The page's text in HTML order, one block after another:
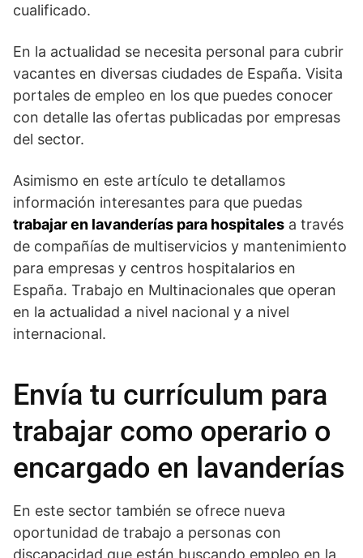
cualificado.
En la actualidad se necesita personal para cubrir
vacantes en diversas ciudades de España. Visita
portales de empleo en los que puedes conocer
con detalle las ofertas publicadas por empresas
del sector.
Asimismo en este artículo te detallamos
información interesantes para que puedas
trabajar en lavanderías para hospitales a través
de compañías de multiservicios y mantenimiento
para empresas y centros hospitalarios en
España. Trabajo en Multinacionales que operan
en la actualidad a nivel nacional y a nivel
internacional.
Envía tu currículum para
trabajar como operario o
encargado en lavanderías
En este sector también se ofrece nueva
oportunidad de trabajo a personas con
discapacidad que están buscando empleo en la